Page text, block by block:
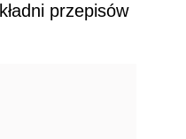
przepisów